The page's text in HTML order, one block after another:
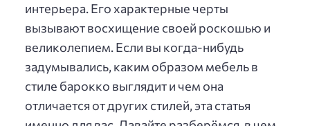
интерьера. Его характерные черты
вызывают восхищение своей роскошью и
великолепием. Если вы когда-нибудь
задумывались, каким образом мебель в
стиле барокко выглядит и чем она
отличается от других стилей, эта статья